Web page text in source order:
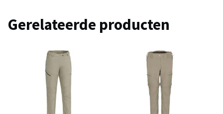
Gerelateerde producten